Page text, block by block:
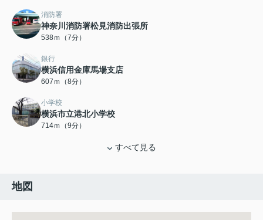
消防署
神奈川消防署松見消防出張所
538ｍ（7分）
銀行
横浜信用金庫馬場支店
607ｍ（8分）
小学校
横浜市立港北小学校
714ｍ（9分）
すべて見る
地図